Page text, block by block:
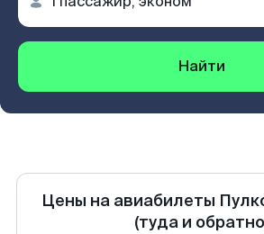
Найти
Цены на авиабилеты
(туда и